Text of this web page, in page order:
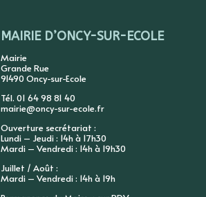
MAIRIE D’ONCY-SUR-ECOLE
Mairie
Grande Rue
91490 Oncy-sur-Ecole
Tél. 01 64 98 81 40
mairie@oncy-sur-ecole.fr
Ouverture secrétariat :
Lundi – Jeudi : 14h à 17h30
Mardi – Vendredi : 14h à 19h30
Juillet / Août :
Mardi – Vendredi : 14h à 19h